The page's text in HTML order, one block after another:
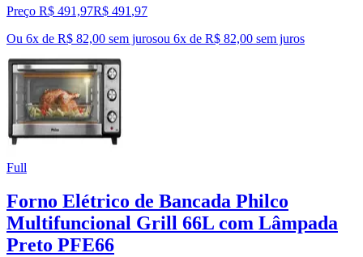
Preço R$ 491,97R$ 491 ,97
Ou 6x de R$ 82,00 sem jurosou 6x de R$ 82,00 sem juros
Full
Forno Elétrico de Bancada Philco
Multifuncional Grill 66L com Lâmpada
Preto PFE66